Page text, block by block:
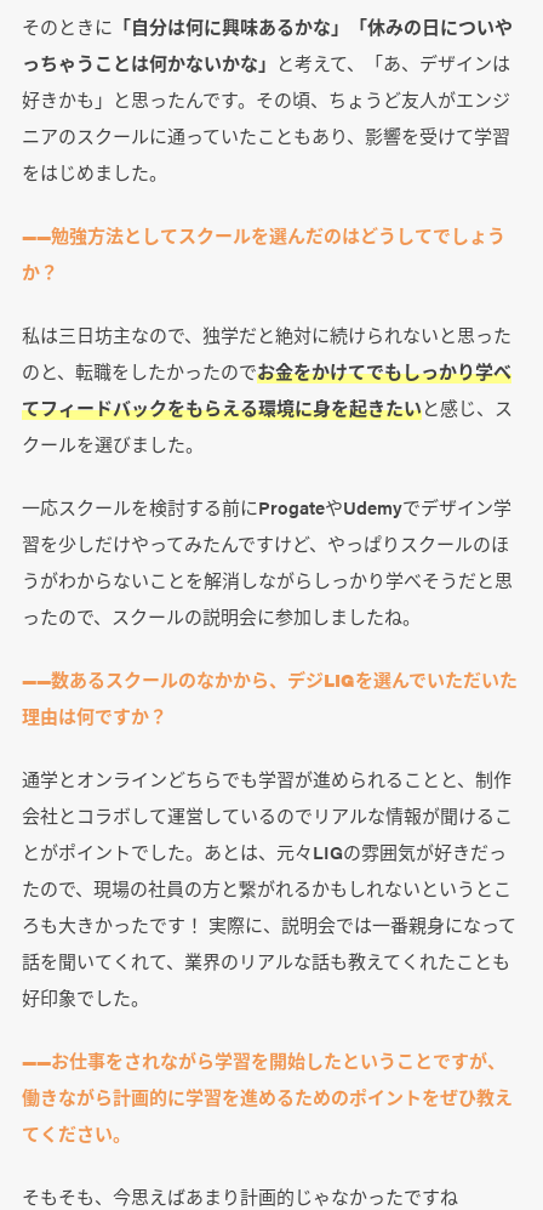
そのときに 「自分は何に興味あるかな」「休みの日についや
っちゃうことは何かないかな」 と考えて、「あ、デザインは
好きかも」と思ったんです。その頃、ちょうど友人がエンジ
ニアのスクールに通っていたこともあり、影響を受けて学習
をはじめました。
――勉強方法としてスクールを選んだのはどうしてでしょう
か？
私は三日坊主なので、独学だと絶対に続けられないと思った
のと、転職をしたかったのでお金をかけてでもしっかり学べ
てフィードバックをもらえる環境に身を起きたいと感じ、ス
クールを選びました。
一応スクールを検討する前にProgateやUdemyでデザイン学
習を少しだけやってみたんですけど、やっぱりスクールのほ
うがわからないことを解消しながらしっかり学べそうだと思
ったので、スクールの説明会に参加しましたね。
――数あるスクールのなかから、デジLIGを選んでいただいた
理由は何ですか？
通学とオンラインどちらでも学習が進められることと、制作
会社とコラボして運営しているのでリアルな情報が聞けるこ
とがポイントでした。あとは、元々LIGの雰囲気が好きだっ
たので、現場の社員の方と繋がれるかもしれないというとこ
ろも大きかったです！ 実際に、説明会では一番親身になって
話を聞いてくれて、業界のリアルな話も教えてくれたことも
好印象でした。
――お仕事をされながら学習を開始したということですが、
働きながら計画的に学習を進めるためのポイントをぜひ教え
てください。
そもそも、今思えばあまり計画的じゃなかったですね